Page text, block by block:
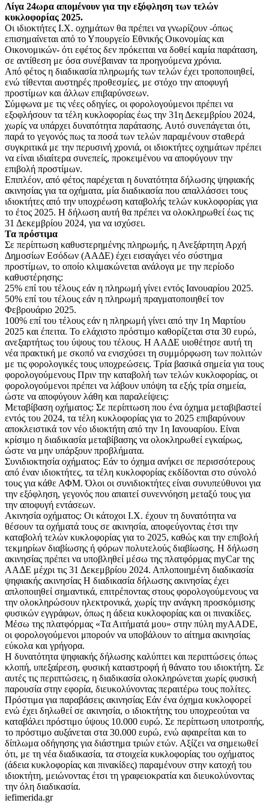
Λίγα 24ωρα απομένουν για την εξόφληση των τελών
κυκλοφορίας 2025.
Οι ιδιοκτήτες Ι.Χ. οχημάτων θα πρέπει να γνωρίζουν -όπως
επισημαίνεται από το Υπουργείο Εθνικής Οικονομίας και
Οικονομικών- ότι εφέτος δεν πρόκειται να δοθεί καμία παράταση,
σε αντίθεση με όσα συνέβαιναν τα προηγούμενα χρόνια.
Από φέτος η διαδικασία πληρωμής των τελών έχει τροποποιηθεί,
ενώ τίθενται αυστηρές προθεσμίες, με στόχο την αποφυγή
προστίμων και άλλων επιβαρύνσεων.
Σύμφωνα με τις νέες οδηγίες, οι φορολογούμενοι πρέπει να
εξοφλήσουν τα τέλη κυκλοφορίας έως την 31η Δεκεμβρίου 2024,
χωρίς να υπάρχει δυνατότητα παράτασης. Αυτό συνεπάγεται ότι,
παρά το γεγονός πως τα ποσά των τελών παραμένουν σταθερά
συγκριτικά με την περυσινή χρονιά, οι ιδιοκτήτες οχημάτων πρέπει
να είναι ιδιαίτερα συνεπείς, προκειμένου να αποφύγουν την
επιβολή προστίμων.
Επιπλέον, από φέτος παρέχεται η δυνατότητα δήλωσης ψηφιακής
ακινησίας για τα οχήματα, μία διαδικασία που απαλλάσσει τους
ιδιοκτήτες από την υποχρέωση καταβολής τελών κυκλοφορίας για
το έτος 2025. Η δήλωση αυτή θα πρέπει να ολοκληρωθεί έως τις
31 Δεκεμβρίου 2024, για να ισχύσει.
Τα πρόστιμα
Σε περίπτωση καθυστερημένης πληρωμής, η Ανεξάρτητη Αρχή
Δημοσίων Εσόδων (ΑΑΔΕ) έχει εισαγάγει νέο σύστημα
προστίμων, το οποίο κλιμακώνεται ανάλογα με την περίοδο
καθυστέρησης:
25% επί του τέλους εάν η πληρωμή γίνει εντός Ιανουαρίου 2025.
50% επί του τέλους εάν η πληρωμή πραγματοποιηθεί τον
Φεβρουάριο 2025.
100% επί του τέλους εάν η πληρωμή γίνει από την 1η Μαρτίου
2025 και έπειτα. Το ελάχιστο πρόστιμο καθορίζεται στα 30 ευρώ,
ανεξαρτήτως του ύψους του τέλους. Η ΑΑΔΕ υιοθέτησε αυτή τη
νέα πρακτική με σκοπό να ενισχύσει τη συμμόρφωση των πολιτών
με τις φορολογικές τους υποχρεώσεις. Τρία βασικά σημεία για τους
φορολογούμενους Πριν την καταβολή των τελών κυκλοφορίας, οι
φορολογούμενοι πρέπει να λάβουν υπόψη τα εξής τρία σημεία,
ώστε να αποφύγουν λάθη και παραλείψεις:
Μεταβίβαση οχήματος: Σε περίπτωση που ένα όχημα μεταβιβαστεί
εντός του 2024, τα τέλη κυκλοφορίας για το 2025 επιβαρύνουν
αποκλειστικά τον νέο ιδιοκτήτη από την 1η Ιανουαρίου. Είναι
κρίσιμο η διαδικασία μεταβίβασης να ολοκληρωθεί εγκαίρως,
ώστε να μην υπάρξουν προβλήματα.
Συνιδιοκτησία οχήματος: Εάν το όχημα ανήκει σε περισσότερους
από έναν ιδιοκτήτες, τα τέλη κυκλοφορίας εκδίδονται στο σύνολό
τους για κάθε ΑΦΜ. Όλοι οι συνιδιοκτήτες είναι συνυπεύθυνοι για
την εξόφληση, γεγονός που απαιτεί συνεννόηση μεταξύ τους για
την αποφυγή εντάσεων.
Ακινησία οχήματος: Οι κάτοχοι Ι.Χ. έχουν τη δυνατότητα να
θέσουν τα οχήματά τους σε ακινησία, αποφεύγοντας έτσι την
καταβολή τελών κυκλοφορίας για το 2025, καθώς και την επιβολή
τεκμηρίων διαβίωσης ή φόρων πολυτελούς διαβίωσης. Η δήλωση
ακινησίας πρέπει να υποβληθεί μέσω της πλατφόρμας myCar της
ΑΑΔΕ μέχρι τις 31 Δεκεμβρίου 2024. Απλοποιημένη διαδικασία
ψηφιακής ακινησίας Η διαδικασία δήλωσης ακινησίας έχει
απλοποιηθεί σημαντικά, επιτρέποντας στους φορολογούμενους να
την ολοκληρώσουν ηλεκτρονικά, χωρίς την ανάγκη προσκόμισης
φυσικών εγγράφων, όπως η άδεια κυκλοφορίας και οι πινακίδες.
Μέσω της πλατφόρμας «Τα Αιτήματά μου» στην πύλη myAADE,
οι φορολογούμενοι μπορούν να υποβάλουν το αίτημα ακινησίας
εύκολα και γρήγορα.
Η δυνατότητα ψηφιακής δήλωσης καλύπτει και περιπτώσεις όπως
κλοπή, υπεξαίρεση, φυσική καταστροφή ή θάνατο του ιδιοκτήτη. Σε
αυτές τις περιπτώσεις, η διαδικασία ολοκληρώνεται χωρίς φυσική
παρουσία στην εφορία, διευκολύνοντας περαιτέρω τους πολίτες.
Πρόστιμα για παραβάσεις ακινησίας Εάν ένα όχημα κυκλοφορεί
ενώ έχει δηλωθεί σε ακινησία, ο ιδιοκτήτης του υποχρεούται να
καταβάλει πρόστιμο ύψους 10.000 ευρώ. Σε περίπτωση υποτροπής,
το πρόστιμο αυξάνεται στα 30.000 ευρώ, ενώ αφαιρείται και το
δίπλωμα οδήγησης για διάστημα τριών ετών. Αξίζει να σημειωθεί
ότι, με τη νέα διαδικασία, τα στοιχεία κυκλοφορίας του οχήματος
(άδεια κυκλοφορίας και πινακίδες) παραμένουν στην κατοχή του
ιδιοκτήτη, μειώνοντας έτσι τη γραφειοκρατία και διευκολύνοντας
την όλη διαδικασία.
iefimerida.gr